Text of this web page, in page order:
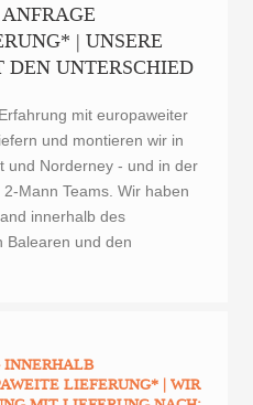
| UNSERE
UNTERSCHIED
mit europaweiter
und montieren wir in
und Norderney - und in der
Mann Teams. Wir haben
innerhalb des
Balearen und den
INNERHALB
LIEFERUNG* | WIR